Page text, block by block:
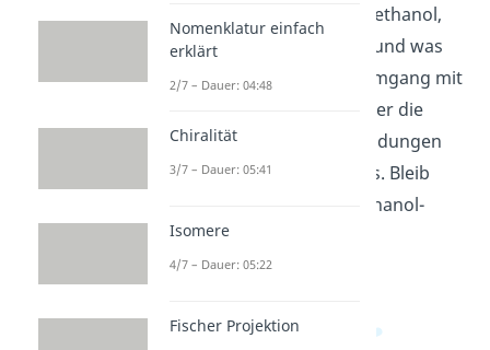
über Methanol: Was ist Methanol,
wofür wird es verwendet und was
sind die Gefahren beim Umgang mit
Methanol? Lerne mehr über die
Eigenschaften und Anwendungen
dieses chemischen Stoffes. Bleib
dran und werde zum Methanol-
Experten!
Nomenklatur einfach
erklärt
2/7 – Dauer: 04:48
Chiralität
3/7 – Dauer: 05:41
Isomere
4/7 – Dauer: 05:22
Fischer Projektion